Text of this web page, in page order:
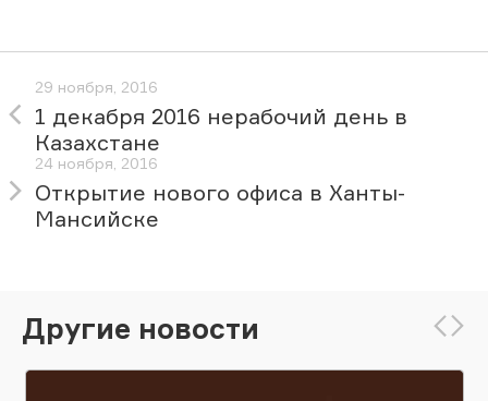
29 ноября, 2016
1 декабря 2016 нерабочий день в
Казахстане
24 ноября, 2016
Открытие нового офиса в Ханты-
Мансийске
Другие новости